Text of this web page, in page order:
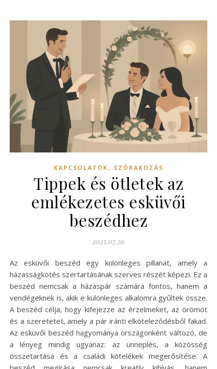
KAPCSOLATOK, SZÓRAKOZÁS
Tippek és ötletek az
emlékezetes esküvői
beszédhez
2025.07.29.
Az esküvői beszéd egy különleges pillanat, amely a
házasságkötés szertartásának szerves részét képezi. Ez a
beszéd nemcsak a házaspár számára fontos, hanem a
vendégeknek is, akik e különleges alkalomra gyűltek össze.
A beszéd célja, hogy kifejezze az érzelmeket, az örömöt
és a szeretetet, amely a pár iránti elköteleződésből fakad.
Az esküvői beszéd hagyománya országonként változó, de
a lényeg mindig ugyanaz: az ünneplés, a közösség
összetartása és a családi kötelékek megerősítése. A